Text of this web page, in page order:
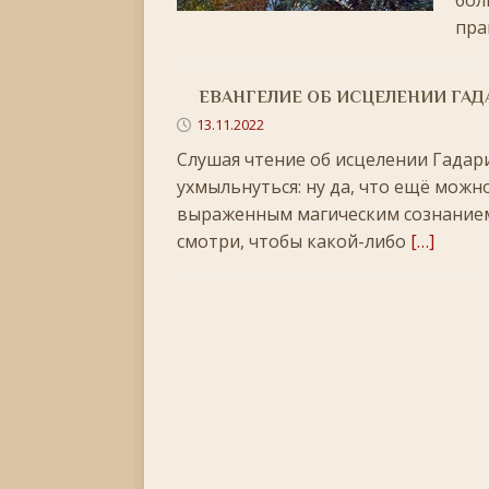
[ 30.11.2025 ] Воскресенье, 30 ноября 2025 года
Неделя двадцать третья по
[ 04.11.2025 ] Празднование в честь Казанской
[ 26.10.2025 ] Неделя двадцатая по
[ 19.10.2025 ] День памяти апостола Фомы
[ 05.07.2026 ]
Неделя пятая по Пятидесятнице,
ЕВАНГЕЛИЕ ОБ ИСЦЕЛЕНИИ
13.11.2022
Слушая чтение об исцелении
ухмыльнуться: ну да, что ещё
выраженным магическим
смотри, чтобы какой-либо […]